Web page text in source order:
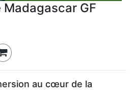
GF
au cœur de la